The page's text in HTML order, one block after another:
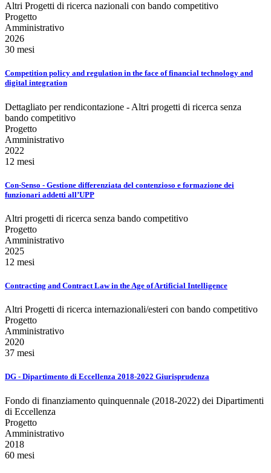
Altri Progetti di ricerca nazionali con bando competitivo
Progetto
Amministrativo
2026
30 mesi
Competition policy and regulation in the face of financial technology and
digital integration
Dettagliato per rendicontazione - Altri progetti di ricerca senza
bando competitivo
Progetto
Amministrativo
2022
12 mesi
Con-Senso - Gestione differenziata del contenzioso e formazione dei
funzionari addetti all’UPP
Altri progetti di ricerca senza bando competitivo
Progetto
Amministrativo
2025
12 mesi
Contracting and Contract Law in the Age of Artificial Intelligence
Altri Progetti di ricerca internazionali/esteri con bando competitivo
Progetto
Amministrativo
2020
37 mesi
DG - Dipartimento di Eccellenza 2018-2022 Giurisprudenza
Fondo di finanziamento quinquennale (2018-2022) dei Dipartimenti
di Eccellenza
Progetto
Amministrativo
2018
60 mesi